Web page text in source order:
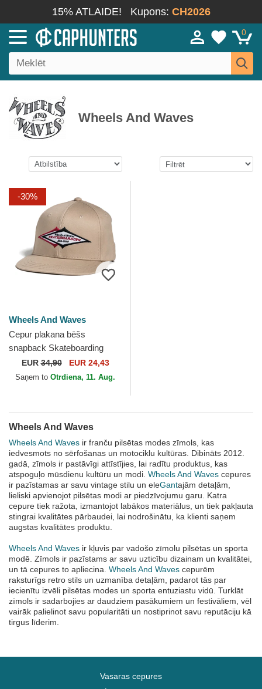
15% ATLAIDE! Kupons: CH2026
0
Wheels And Waves
-30%
Wheels And Waves
Cepur plakana bēšs
snapback Skateboarding
WW24 no Wheels And
Waves
EUR34,90 EUR 24,43
Saņem to Otrdiena, 11. Aug.
Wheels And Waves
Wheels And Waves ir franču pilsētas modes zīmols, kas
iedvesmots no sērfošanas un motociklu kultūras. Dibināts 2012.
gadā, zīmols ir pastāvīgi attīstījies, lai radītu produktus, kas
atspoguļo mūsdienu kultūru un modi. Wheels And Waves cepures
ir pazīstamas ar savu vintage stilu un eleGantajām detaļām,
lieliski apvienojot pilsētas modi ar piedzīvojumu garu. Katra
cepure tiek ražota, izmantojot labākos materiālus, un tiek pakļauta
stingrai kvalitātes pārbaudei, lai nodrošinātu, ka klienti saņem
augstas kvalitātes produktu.
Wheels And Waves ir kļuvis par vadošo zīmolu pilsētas un sporta
modē. Zīmols ir pazīstams ar savu uzticību dizainam un kvalitātei,
un tā cepures to apliecina. Wheels And Waves cepurēm
raksturīgs retro stils un uzmanība detaļām, padarot tās par
iecienītu izvēli pilsētas modes un sporta entuziastu vidū. Turklāt
zīmols ir sadarbojies ar daudziem pasākumiem un festivāliem, vēl
vairāk palielinot savu popularitāti un nostiprinot savu reputāciju kā
tirgus līderim.
Vasaras cepures